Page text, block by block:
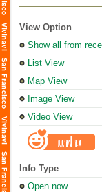
View Option
Show all from
List View
Map View
Image View
Video View
Info Type
Open now